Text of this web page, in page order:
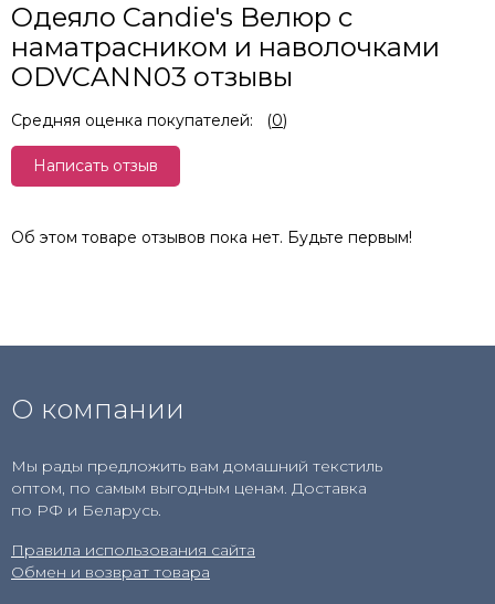
Одеяло Candie's Велюр c
наматрасником и наволочками
ODVCANN03 отзывы
Средняя оценка покупателей: (0)
Написать отзыв
Об этом товаре отзывов пока нет. Будьте первым!
О компании
Мы рады предложить вам домашний текстиль
оптом, по самым выгодным ценам. Доставка
по РФ и Беларусь.
Правила использования сайта
Обмен и возврат товара